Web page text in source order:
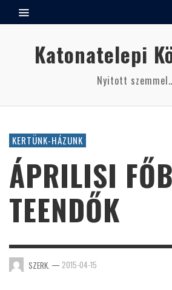
Katonatelepi
Nyitott
KERTÜNK-HÁZUNK
ÁPRILISI
TEENDŐK
SZERK. — 2015-04-15